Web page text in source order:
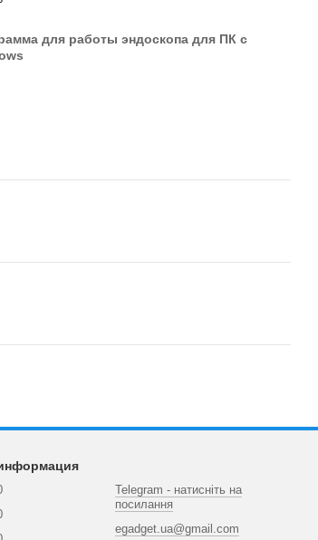
для работы эндоскопа для ПК с
Telegram - натисніть на
посилання
egadget.ua@gmail.com